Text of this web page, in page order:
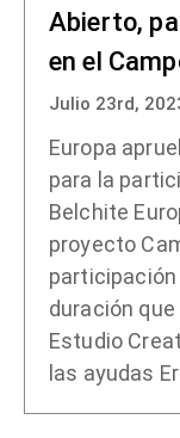
Abierto,
en el
Julio 23rd,
Europa
para la
Belchite
proyecto
participación
duración
Estudio
las ayudas